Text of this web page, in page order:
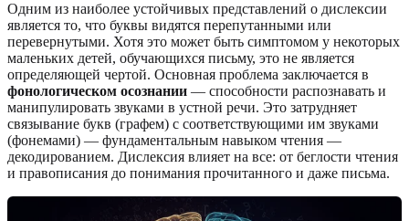
Одним из наиболее устойчивых представлений о дислексии
является то, что буквы видятся перепутанными или
перевернутыми. Хотя это может быть симптомом у некоторых
маленьких детей, обучающихся письму, это не является
определяющей чертой. Основная проблема заключается в
фонологическом осознании — способности распознавать и
манипулировать звуками в устной речи. Это затрудняет
связывание букв (графем) с соответствующими им звуками
(фонемами) — фундаментальным навыком чтения —
декодированием. Дислексия влияет на все: от беглости чтения
и правописания до понимания прочитанного и даже письма.